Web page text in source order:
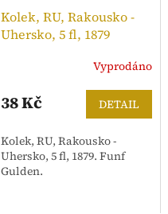
Kolek, RU, Rakousko -
Uhersko, 5 fl, 1879
Vyprodáno
38 Kč DETAIL
Kolek, RU, Rakousko -
Uhersko, 5 fl, 1879. Funf
Gulden.